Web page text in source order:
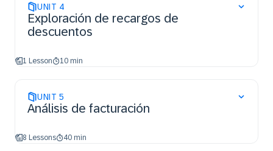
UNIT 4
Exploración de recargos de
descuentos
1 Lesson 10 min
UNIT 5
Análisis de facturación
8 Lessons 40 min